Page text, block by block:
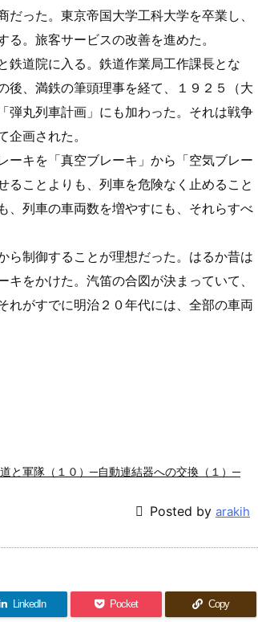
った。東京帝国大学工科大学を卒業し、
。旅客サービスの改善を進めた。
道院に入る。鉄道作業局工作課長とな
後、満鉄の筆頭理事を経て、１９２５（大
弾丸列車計画」にも加わった。それは戦争
画された。
キを「真空ブレーキ」から「空気ブレー
ることよりも、列車を危険なく止めること
、列車の車両数を増やすにも、それらすべ
制御することが理想だった。はるか昔は
をかけた。汽笛の合図が決まっていて、
れがすでに明治２０年代には、全部の車両
と軍隊（１０）─自動連結器への交換（１）─
 Posted by arakih
LinkedIn Pocket Copy